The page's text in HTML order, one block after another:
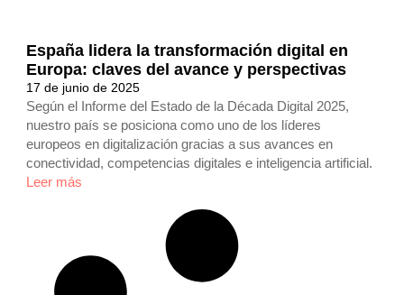
España lidera la transformación digital en
Europa: claves del avance y perspectivas
17 de junio de 2025
Según el Informe del Estado de la Década Digital 2025,
nuestro país se posiciona como uno de los líderes
europeos en digitalización gracias a sus avances en
conectividad, competencias digitales e inteligencia artificial.
Leer más